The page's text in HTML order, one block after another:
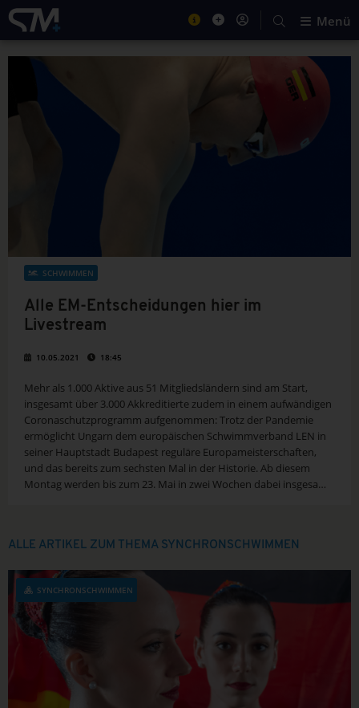
Menü
SCHWIMMEN
Alle EM-Entscheidungen hier im
Livestream
10.05.2021 18:45
Mehr als 1.000 Aktive aus 51 Mitgliedsländern sind am Start,
insgesamt über 3.000 Akkreditierte zudem in einem aufwändigen
Coronaschutzprogramm aufgenommen: Trotz der Pandemie
ermöglicht Ungarn dem europäischen Schwimmverband LEN in
seiner Hauptstadt Budapest reguläre Europameisterschaften,
und das bereits zum sechsten Mal in der Historie. Ab diesem
Montag werden bis zum 23. Mai in zwei Wochen dabei insgesamt
ALLE ARTIKEL ZUM THEMA SYNCHRONSCHWIMMEN
SYNCHRONSCHWIMMEN